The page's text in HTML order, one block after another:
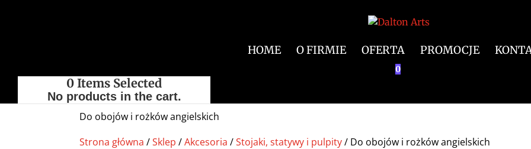
HOME O FIRMIE OFERTA PROMOCJE
0
0 Items Selected
No products in the cart.
Do obojów i rożków angielskich
Strona główna /Sklep /Akcesoria /Stojaki, statywy i pulpity/ Do obojów i rożków angielskich